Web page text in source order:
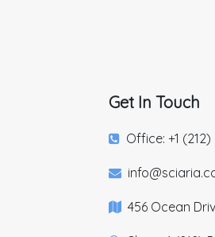
Get In Touch
Office: +1 (212)
456 Ocean